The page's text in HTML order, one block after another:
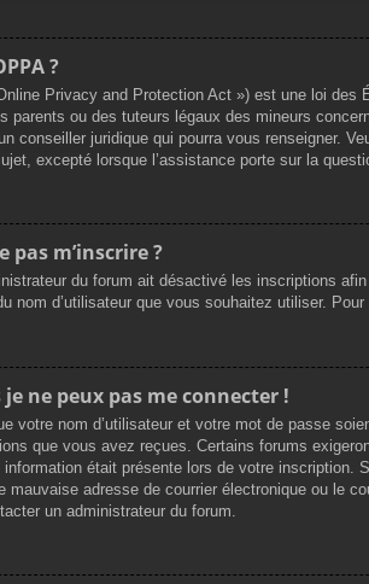
?
Privacy and Protection Act ») est une loi
parents ou des tuteurs légaux des mineurs
conseiller juridique qui pourra vous renseigner.
excepté lorsque l’assistance porte sur la
pas m’inscrire ?
du forum ait désactivé les inscriptions
nom d’utilisateur que vous souhaitez utiliser.
ne peux pas me connecter !
votre nom d’utilisateur et votre mot de passe
que vous avez reçues. Certains forums
était présente lors de votre
mauvaise adresse de courrier électronique ou le
un administrateur du forum.